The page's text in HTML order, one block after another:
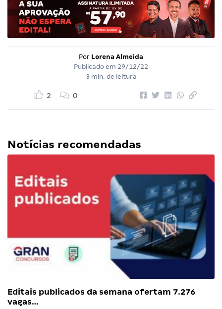
Por Lorena Almeida
Publicado em 29/12/22
3 min. de leitura
2 0
Notícias recomendadas
Editais publicados da semana ofertam 7.276
vagas…